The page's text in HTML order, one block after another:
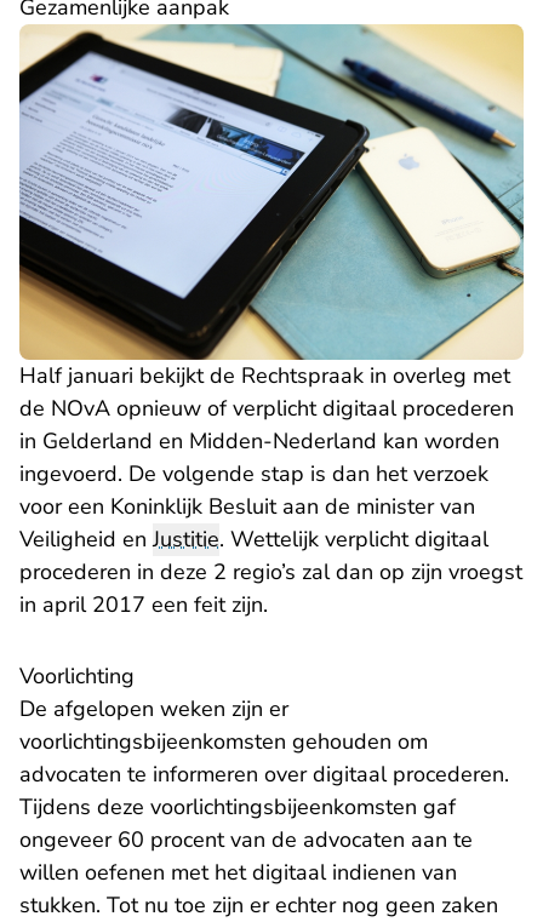
Gezamenlijke aanpak
Half januari bekijkt de Rechtspraak in overleg met
de NOvA opnieuw of verplicht digitaal procederen
in Gelderland en Midden-Nederland kan worden
ingevoerd. De volgende stap is dan het verzoek
voor een Koninklijk Besluit aan de minister van
Veiligheid enJustitie. Wettelijk verplicht digitaal
procederen in deze 2 regio’s zal dan op zijn vroegst
in april 2017 een feit zijn.
Voorlichting
De afgelopen weken zijn er
voorlichtingsbijeenkomsten gehouden om
advocaten te informeren over digitaal procederen.
Tijdens deze voorlichtingsbijeenkomsten gaf
ongeveer 60 procent van de advocaten aan te
willen oefenen met het digitaal indienen van
stukken. Tot nu toe zijn er echter nog geen zaken